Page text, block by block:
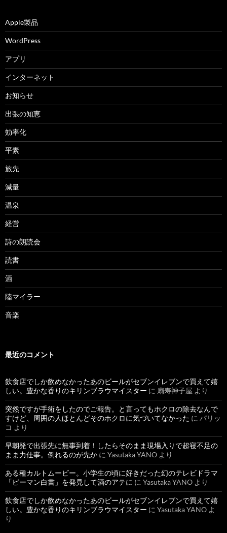
Apple製品
WordPress
アプリ
インターネット
お知らせ
出張の知恵
効率化
平素
旅先
減量
温泉
経営
詩の朗読会
読書
酒
陸マイラー
音楽
最近のコメント
飲食店でしか飲めなかったあのビールがセブンイレブンで買えて嬉
しい。豊かな香りのキリンブラウマイスター に 扇寿神子屋 より
突然ですが手術をしたのでご報告。と言ってもホクロの除去なんで
すけど、周囲の人ほとんどそのホクロに気づいてなかった に パリッ
コ より
早朝発で出張先に無事到着！したらそのまま現場入りで超寝不足の
まま力仕事。倒れるのが先か に Yasutaka YANO より
ある種カルトムービー。小学生の頃に好きだった幻のテレビドラマ
「ピーマン白書」を発見して酒のアテに に Yasutaka YANO より
飲食店でしか飲めなかったあのビールがセブンイレブンで買えて嬉
しい。豊かな香りのキリンブラウマイスター に Yasutaka YANO よ
り